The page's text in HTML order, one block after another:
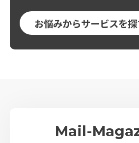
お悩みからサービスを
Mail-